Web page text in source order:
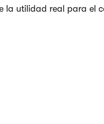
la utilidad real para el